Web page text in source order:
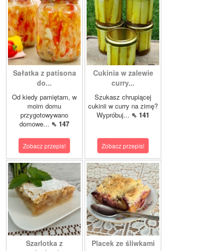
Sałatka z patisona
do...
Od kiedy pamiętam, w
moim domu
przygotowywano
domowe... ⇖ 147
Zobacz przepis!
Cukinia w zalewie
curry...
Szukasz chrupiącej
cukinii w curry na zimę?
Wypróbuj... ⇖ 141
Zobacz przepis!
Szarlotka z
Placek ze śliwkami